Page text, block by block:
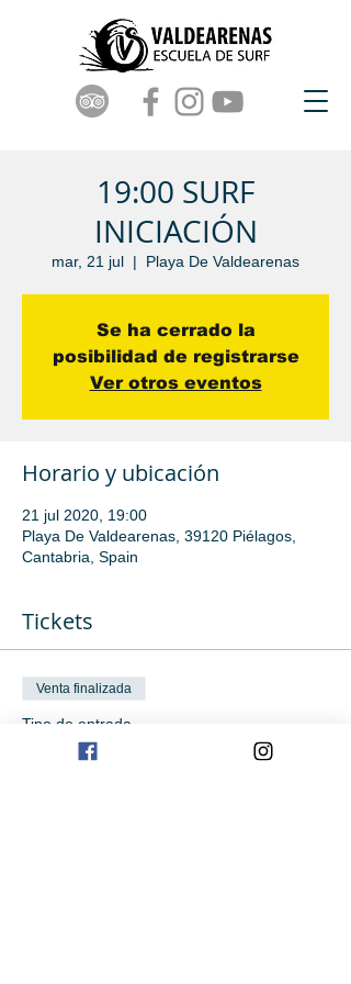
19:00 SURF
INICIACIÓN
mar, 21 jul
  |
Playa De Valdearenas
Se ha cerrado la
posibilidad de registrarse
Ver otros eventos
Horario y ubicación
21 jul 2020, 19:00
Playa De Valdearenas, 39120 Piélagos,
Cantabria, Spain
Tickets
Venta finalizada
Tipo de entrada
19:00 SURF INICIACIÓN